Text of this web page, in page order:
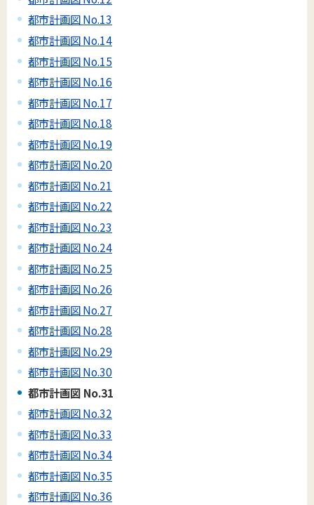
都市計画図 No.13
都市計画図 No.14
都市計画図 No.15
都市計画図 No.16
都市計画図 No.17
都市計画図 No.18
都市計画図 No.19
都市計画図 No.20
都市計画図 No.21
都市計画図 No.22
都市計画図 No.23
都市計画図 No.24
都市計画図 No.25
都市計画図 No.26
都市計画図 No.27
都市計画図 No.28
都市計画図 No.29
都市計画図 No.30
都市計画図 No.31
都市計画図 No.32
都市計画図 No.33
都市計画図 No.34
都市計画図 No.35
都市計画図 No.36